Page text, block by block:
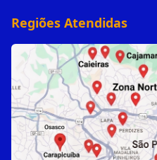
Regiões Atendidas